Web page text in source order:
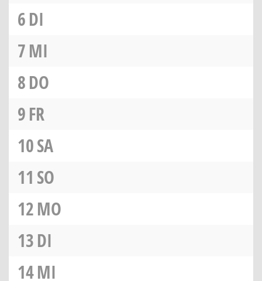
6DI
7MI
8DO
9FR
10SA
11 SO
12MO
13DI
14MI